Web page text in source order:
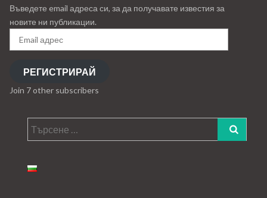
Въведете email адреса си, за да получавате известия за
новите ни публикации.
Email
адрес
РЕГИСТРИРАЙ
Join 7 other subscribers
Търсене
за: